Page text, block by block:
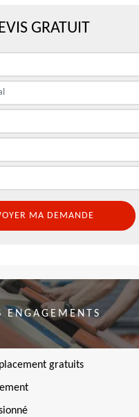
GRATUIT
ENGAGEMENTS
gratuits